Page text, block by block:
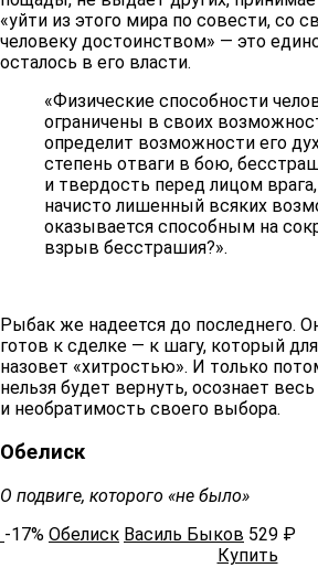
«уйти из этого мира по совести, со
человеку достоинством» — это
осталось в его власти.
«Физические способности
ограничены в своих
определит возможности его
степень отваги в бою,
и твердость перед лицом
начисто лишенный всяких
оказывается способным на
взрыв бесстрашия?».
Рыбак же надеется до последнего.
готов к сделке — к шагу, который
назовет «хитростью». И только
нельзя будет вернуть, осознает
и необратимость своего выбора.
Обелиск
О подвиге, которого «не было»
-17% Обелиск Василь Быков 529 ₽
Купить